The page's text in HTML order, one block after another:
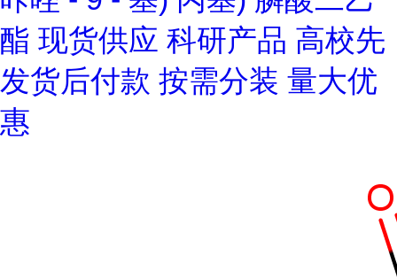
酯 现货供应 科研产品 高校先
发货后付款 按需分装 量大优
惠